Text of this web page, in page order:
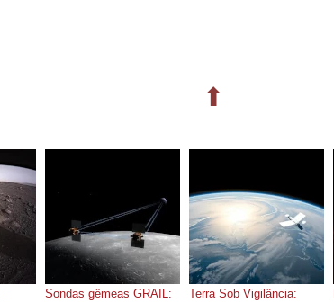
⬆
Sondas gêmeas GRAIL:
Terra Sob Vigilância: